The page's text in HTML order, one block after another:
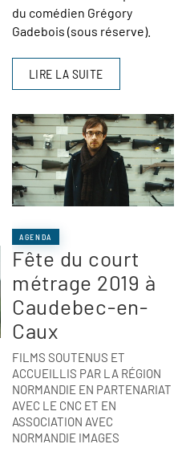
du comédien Grégory
Gadebois (sous réserve).
LIRE LA SUITE
AGENDA
Fête du court
métrage 2019 à
Caudebec-en-
Caux
FILMS SOUTENUS ET
ACCUEILLIS PAR LA RÉGION
NORMANDIE EN PARTENARIAT
AVEC LE CNC ET EN
ASSOCIATION AVEC
NORMANDIE IMAGES